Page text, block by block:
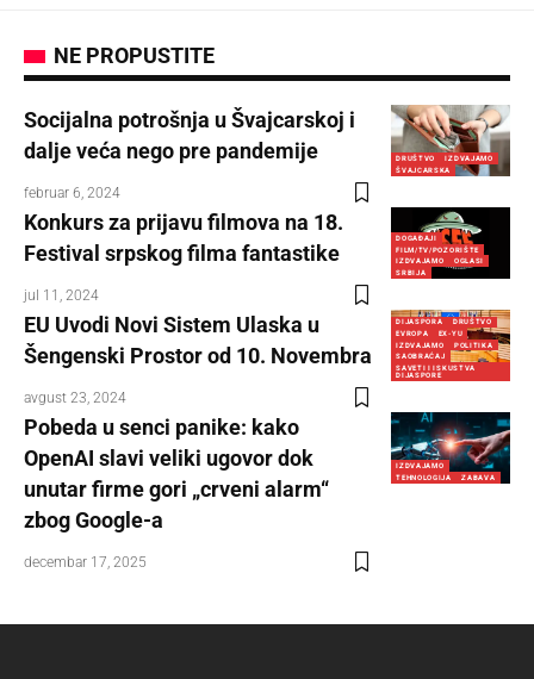
NE PROPUSTITE
DRUŠTVO
IZDVAJAMO
ŠVAJCARSKA
Socijalna potrošnja u Švajcarskoj i
dalje veća nego pre pandemije
februar 6, 2024
DOGAĐAJI
FILM/TV/POZORIŠTE
IZDVAJAMO
OGLASI
SRBIJA
Konkurs za prijavu filmova na 18.
Festival srpskog filma fantastike
jul 11, 2024
DIJASPORA
DRUŠTVO
EVROPA
EX-YU
IZDVAJAMO
POLITIKA
SAOBRAĆAJ
SAVETI I ISKUSTVA
DIJASPORE
EU Uvodi Novi Sistem Ulaska u
Šengenski Prostor od 10. Novembra
avgust 23, 2024
IZDVAJAMO
TEHNOLOGIJA
ZABAVA
Pobeda u senci panike: kako
OpenAI slavi veliki ugovor dok
unutar firme gori „crveni alarm“
zbog Google-a
decembar 17, 2025